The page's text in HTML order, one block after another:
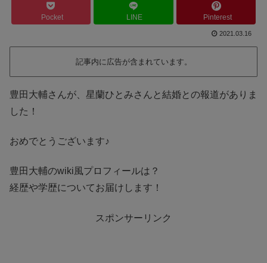
Pocket LINE Pinterest
2021.03.16
記事内に広告が含まれています。
豊田大輔さんが、星蘭ひとみさんと結婚との報道がありま
した！
おめでとうございます♪
豊田大輔のwiki風プロフィールは？
経歴や学歴についてお届けします！
スポンサーリンク